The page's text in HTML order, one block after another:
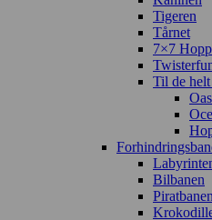
Tigeren
Tårnet
7×7
Til de helt
Bilbanen
Piratbanen